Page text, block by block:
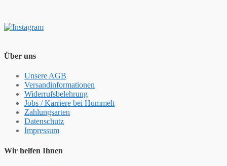
Über uns
Unsere AGB
Versandinformationen
Widerrufsbelehrung
Jobs / Karriere bei Hummelt
Zahlungsarten
Datenschutz
Impressum
Wir helfen Ihnen